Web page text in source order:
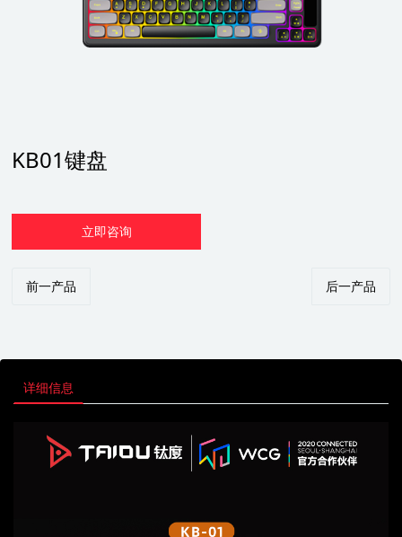
KB01键盘
立即咨询
前一产品 后一产品
详细信息